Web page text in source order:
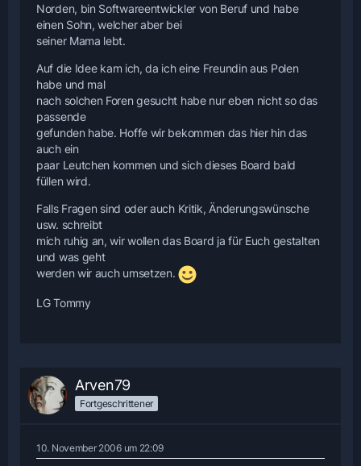
Norden, bin Softwareentwickler von Beruf und habe
einen Sohn, welcher aber bei
seiner Mama lebt.
Auf die Idee kam ich, da ich eine Freundin aus Polen
habe und mal
nach solchen Foren gesucht habe nur eben nicht so das
passende
gefunden habe. Hoffe wir bekommen das hier hin das
auch ein
paar Leutchen kommen und sich dieses Board bald
füllen wird.
Falls Fragen sind oder auch Kritik, Änderungswünsche
usw. schreibt
mich ruhig an, wir wollen das Board ja für Euch gestalten
und was geht
werden wir auch umsetzen.
LG Tommy
Arven79
Fortgeschrittener
10. November 2006 um 22:09